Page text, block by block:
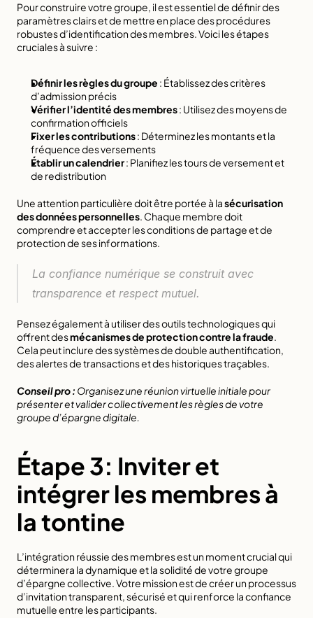
Pour construire votre groupe, il est essentiel de définir des
paramètres clairs et de mettre en place des procédures
robustes d’identification des membres. Voici les étapes
cruciales à suivre :
Définir les règles du groupe : Établissez des critères
d’admission précis
Vérifier l’identité des membres : Utilisez des moyens de
confirmation officiels
Fixer les contributions : Déterminez les montants et la
fréquence des versements
Établir un calendrier : Planifiez les tours de versement et
de redistribution
Une attention particulière doit être portée à la sécurisation
des données personnelles. Chaque membre doit
comprendre et accepter les conditions de partage et de
protection de ses informations.
La confiance numérique se construit avec
transparence et respect mutuel.
Pensez également à utiliser des outils technologiques qui
offrent des mécanismes de protection contre la fraude.
Cela peut inclure des systèmes de double authentification,
des alertes de transactions et des historiques traçables.
Conseil pro : Organisez une réunion virtuelle initiale pour
présenter et valider collectivement les règles de votre
groupe d’épargne digitale.
Étape 3: Inviter et
intégrer les membres à
la tontine
L’intégration réussie des membres est un moment crucial qui
déterminera la dynamique et la solidité de votre groupe
d’épargne collective. Votre mission est de créer un processus
d’invitation transparent, sécurisé et qui renforce la confiance
mutuelle entre les participants.